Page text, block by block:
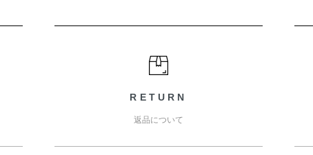
RETURN
返品について